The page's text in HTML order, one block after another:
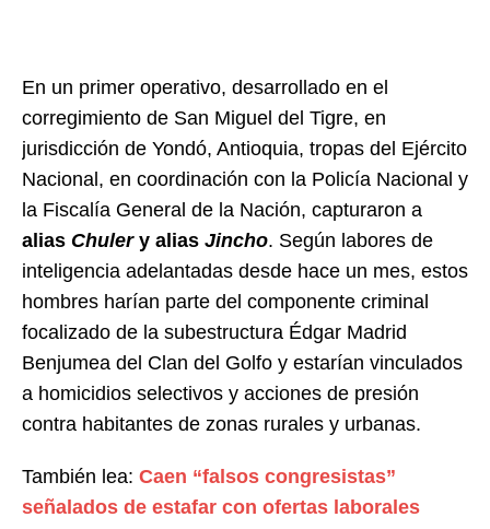
En un primer operativo, desarrollado en el
corregimiento de San Miguel del Tigre, en
jurisdicción de Yondó, Antioquia, tropas del Ejército
Nacional, en coordinación con la Policía Nacional y
la Fiscalía General de la Nación, capturaron a
alias Chulery alias Jincho. Según labores de
inteligencia adelantadas desde hace un mes, estos
hombres harían parte del componente criminal
focalizado de la subestructura Édgar Madrid
Benjumea del Clan del Golfo y estarían vinculados
a homicidios selectivos y acciones de presión
contra habitantes de zonas rurales y urbanas.
También lea: Caen “falsos congresistas”
señalados de estafar con ofertas laborales